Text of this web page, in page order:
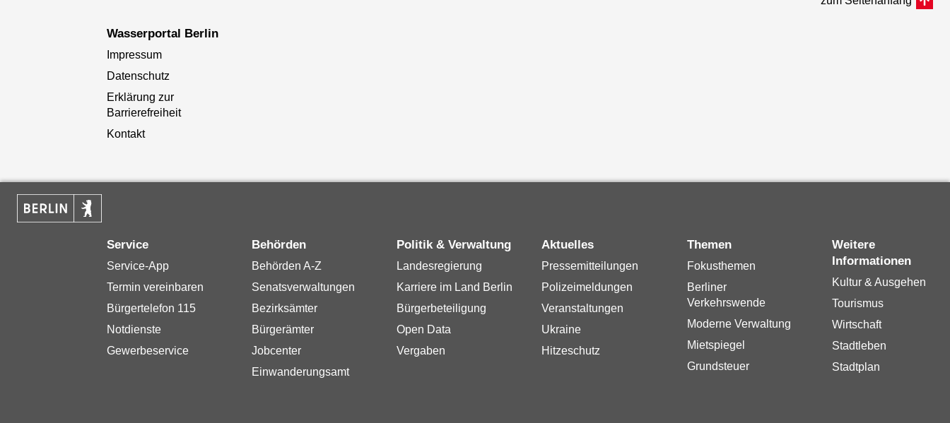
Wasserportal Berlin
Impressum
Datenschutz
Erklärung zur
Barrierefreiheit
Kontakt
Service
Service-App
Termin vereinbaren
Bürgertelefon 115
Notdienste
Gewerbeservice
Behörden
Behörden A-Z
Senatsverwaltungen
Bezirksämter
Bürgerämter
Jobcenter
Einwanderungsamt
Politik & Verwaltung
Landesregierung
Karriere im Land Berlin
Bürgerbeteiligung
Open Data
Vergaben
Aktuelles
Pressemitteilungen
Polizeimeldungen
Veranstaltungen
Ukraine
Hitzeschutz
Themen
Fokusthemen
Berliner
Verkehrswende
Moderne Verwaltung
Mietspiegel
Grundsteuer
Weitere
Informationen
Kultur & Ausgehen
Tourismus
Wirtschaft
Stadtleben
Stadtplan